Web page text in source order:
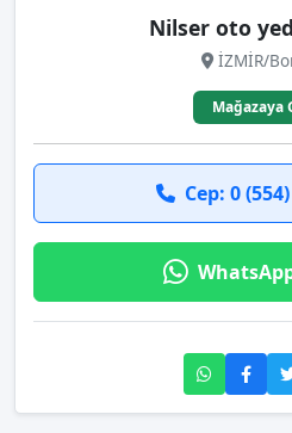
Nilser oto
İZMİR/
Mağazaya
Cep: 0